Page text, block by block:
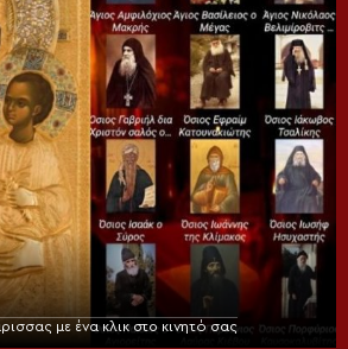
με ένα κλικ στο κινητό σας